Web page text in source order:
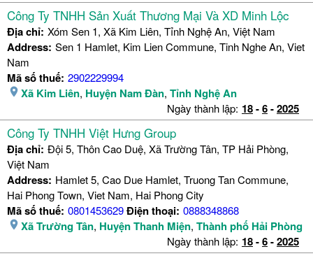
Công Ty TNHH Sản Xuất Thương Mại Và XD Minh Lộc
Địa chỉ: Xóm Sen 1, Xã Kim Liên, Tỉnh Nghệ An, Việt Nam
Address: Sen 1 Hamlet, Kim Lien Commune, Tinh Nghe An, Viet
Nam
Mã số thuế: 2902229994
Xã Kim Liên, Huyện Nam Đàn, Tỉnh Nghệ An
Ngày thành lập: 18-6-2025
Công Ty TNHH Việt Hưng Group
Địa chỉ: Đội 5, Thôn Cao Duệ, Xã Trường Tân, TP Hải Phòng,
Việt Nam
Address: Hamlet 5, Cao Due Hamlet, Truong Tan Commune,
Hai Phong Town, Viet Nam, Hai Phong City
Mã số thuế: 0801453629Điện thoại: 0888348868
Xã Trường Tân, Huyện Thanh Miện, Thành phố Hải Phòng
Ngày thành lập: 18-6-2025